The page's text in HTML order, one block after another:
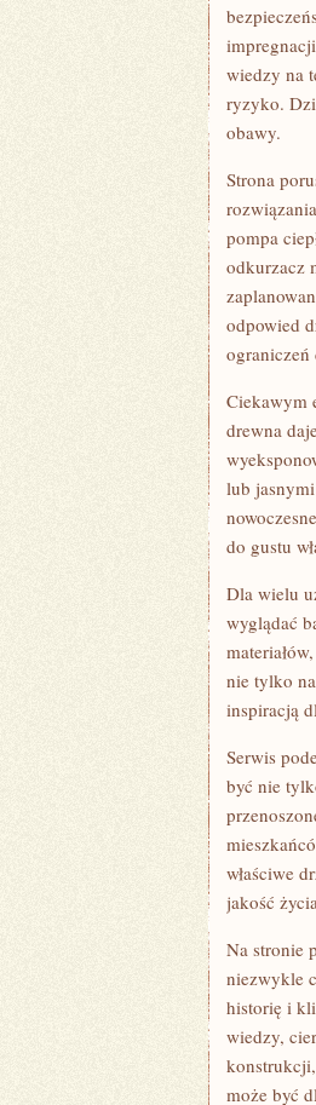
wiedzy na
ryzyko.
obawy.
Strona
pompa
odkurzacz
odpowied
ograniczeń
Ciekawym
drewna
lub
do gustu
Dla wielu
wyglądać
nie tylko
inspiracją
Serwis
być nie
właściwe
jakość
Na stronie
niezwykle
historię i
wiedzy,
może być